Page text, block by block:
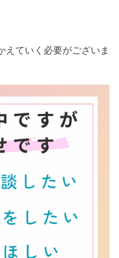
えていく必要がございま